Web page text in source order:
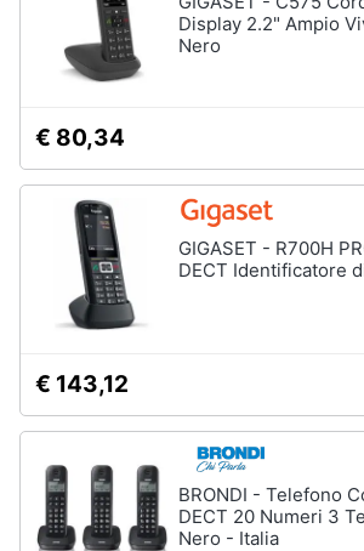
Salute
e
Beauty
Giocattoli
Prima
infanzia
Fotografia
Abbigliamento
per
Smartphone
e
Cellulari
Airpods
bluetooth
Power
Auricolari
bluetooth
tutti
Display 2.2" Ampio
Nero
€ 80,34
GIGASET - R700H
DECT Identificatore
€ 143,12
BRONDI - Telefono
DECT 20 Numeri 3
Nero - Italia